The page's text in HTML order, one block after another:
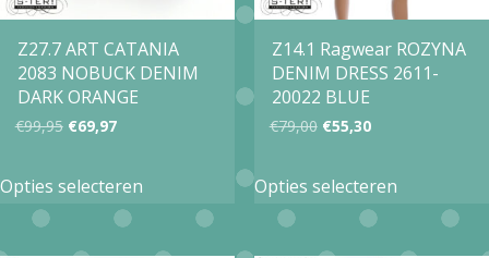
op
de
op
de
Z27.7 ART CATANIA
2083 NOBUCK DENIM
DARK ORANGE
€99,95 Oorspronkelijke
was:
€99,95.
€69,97Huidige
is:
€69,97.
Opties selecteren
Z14.1 Ragwear ROZYNA
DENIM DRESS 2611-
20022 BLUE
€79,00 Oorspronkelijke
was:
€79,00.
€55,30Huidige
is:
€55,30.
Opties selecteren